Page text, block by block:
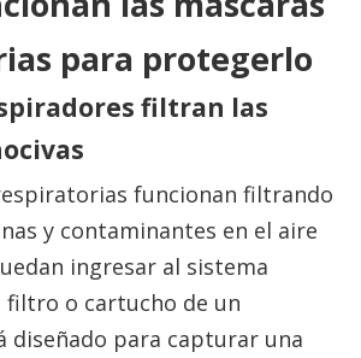
para protegerlo
filtran las
funcionan filtrando
y contaminantes en el aire
ingresar al sistema
filtro o cartucho de un
diseñado para capturar una